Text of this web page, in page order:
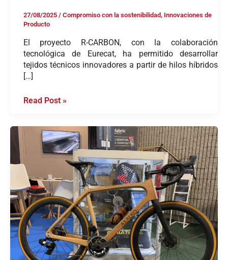
27/08/2025 / Compromiso con la sostenibilidad, Innovaciones de
Producto
El proyecto R-CARBON, con la colaboración
tecnológica de Eurecat, ha permitido desarrollar
tejidos técnicos innovadores a partir de hilos híbridos
[…]
Read Post »
Biocomposites
fibras
naturales:
integración
de
lino,
cáñamo
y
basalto
en
cuadros